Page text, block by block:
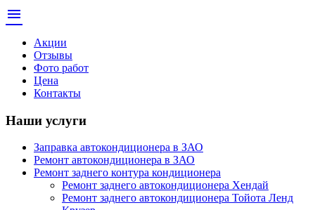
menu
Акции
Отзывы
Фото работ
Цена
Контакты
Наши услуги
Заправка автокондиционера в ЗАО
Ремонт автокондиционера в ЗАО
Ремонт заднего контура кондиционера
Ремонт заднего автокондиционера Хендай
Ремонт заднего автокондиционера Тойота Ленд